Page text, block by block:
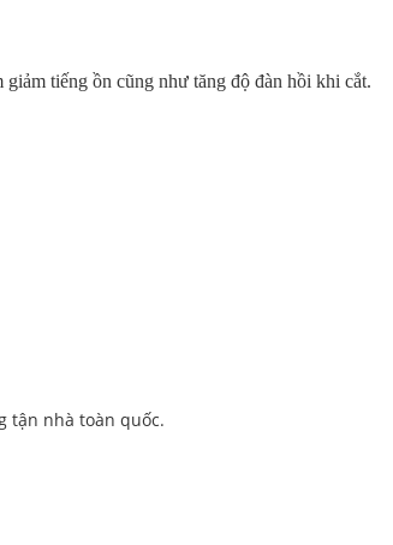
tiếng ồn cũng như tăng độ đàn hồi khi cắt.
tận nhà toàn quốc.